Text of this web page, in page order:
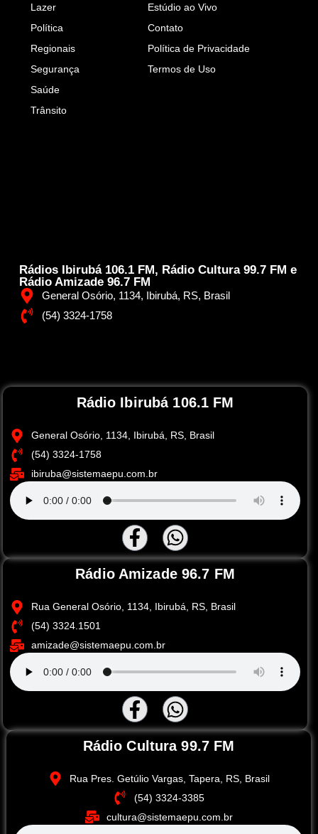
Rádios Ibirubá 106.1 FM, Rádio Cultura 99.7 FM e
Rádio Amizade 96.7 FM
General Osório, 1134, Ibirubá, RS, Brasil
(54) 3324-1758
Lazer
Política
Regionais
Segurança
Saúde
Trânsito
Estúdio ao Vivo
Contato
Política de Privacidade
Termos de Uso
Rádio Ibirubá 106.1 FM
General Osório, 1134, Ibirubá, RS, Brasil
(54) 3324-1758
ibiruba@sistemaepu.com.br
Rádio Amizade 96.7 FM
Rua General Osório, 1134, Ibirubá, RS, Brasil
(54) 3324.1501
amizade@sistemaepu.com.br
Rádio Cultura 99.7 FM
Rua Pres. Getúlio Vargas, Tapera, RS, Brasil
(54) 3324-3385
cultura@sistemaepu.com.br